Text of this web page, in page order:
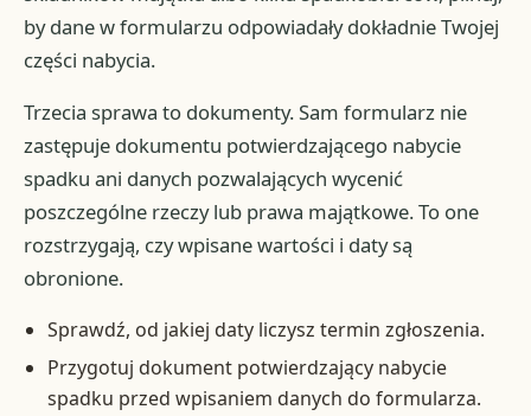
by dane w formularzu odpowiadały dokładnie Twojej
części nabycia.
Trzecia sprawa to dokumenty. Sam formularz nie
zastępuje dokumentu potwierdzającego nabycie
spadku ani danych pozwalających wycenić
poszczególne rzeczy lub prawa majątkowe. To one
rozstrzygają, czy wpisane wartości i daty są
obronione.
Sprawdź, od jakiej daty liczysz termin zgłoszenia.
Przygotuj dokument potwierdzający nabycie
spadku przed wpisaniem danych do formularza.